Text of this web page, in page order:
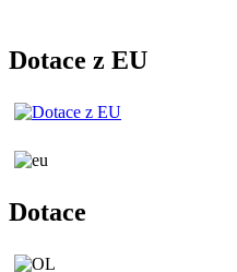
Dotace z EU
Dotace